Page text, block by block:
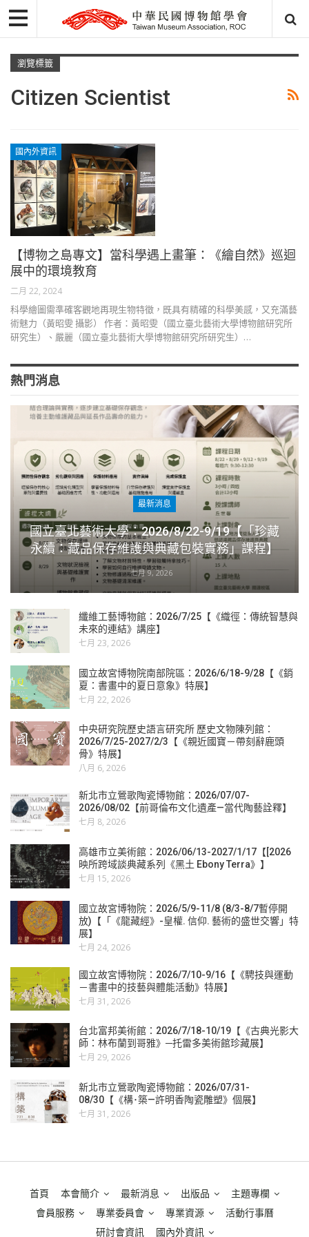
瀏覽標籤
Citizen Scientist
國內外資訊
【博物之島專文】當科學遇上畫筆：《繪自然》巡迴
展中的環境教育
二月 22, 2024
科學繪圖需準確客觀地再現生物特徵，既具有精確的科學美感，又充滿藝
術魅力（黃昭雯 攝影） 作者：黃昭雯（國立臺北藝術大學博物館研究所
研究生）、嚴麗（國立臺北藝術大學博物館研究所研究生）…
熱門消息
最新消息
國立臺北藝術大學：2026/8/22-9/19【「珍藏
永續：藏品保存維護與典藏包裝實務」課程】
七月 9, 2026
纖維工藝博物館：2026/7/25【《織徑：傳統智慧與
未來的連結》講座】
七月 23, 2026
國立故宮博物院南部院區：2026/6/18-9/28【《銷
夏：書畫中的夏日意象》特展】
七月 22, 2026
中央研究院歷史語言研究所 歷史文物陳列館：
2026/7/25-2027/2/3【《親近國寶－帶刻辭鹿頭
骨》特展】
八月 6, 2026
新北市立鶯歌陶瓷博物館：2026/07/07-
2026/08/02【前哥倫布文化遺產—當代陶藝詮釋】
七月 8, 2026
高雄市立美術館：2026/06/13-2027/1/17【[2026
映所跨域談典藏系列《黑土 Ebony Terra》】
七月 15, 2026
國立故宮博物院：2026/5/9-11/8 (8/3-8/7暫停開
放)【「《龍藏經》-皇權. 信仰. 藝術的盛世交響」特
展】
七月 24, 2026
國立故宮博物院：2026/7/10-9/16【《騁技與運動
－書畫中的技藝與體能活動》特展】
七月 31, 2026
台北富邦美術館：2026/7/18-10/19【《古典光影大
師：林布蘭到哥雅》─托雷多美術館珍藏展】
七月 29, 2026
新北市立鶯歌陶瓷博物館：2026/07/31-
08/30【《構･築—許明香陶瓷雕塑》個展】
七月 31, 2026
首頁 本會簡介 最新消息 出版品
主題專欄
會員服務
專業委員會 專業資源
活動行事曆
研討會資訊
國內外資訊